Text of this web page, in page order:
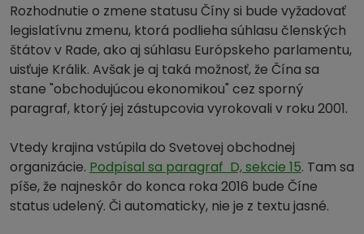
Rozhodnutie o zmene statusu Číny si bude vyžadovať
legislatívnu zmenu, ktorá podlieha súhlasu členských
štátov v Rade, ako aj súhlasu Európskeho parlamentu,
uisťuje Králik. Avšak je aj taká možnosť, že Čína sa
stane "obchodujúcou ekonomikou" cez sporný
paragraf, ktorý jej zástupcovia vyrokovali v roku 2001.
Vtedy krajina vstúpila do Svetovej obchodnej
organizácie. Podpísal sa paragraf D, sekcie 15. Tam sa
píše, že najneskôr do konca roka 2016 bude Číne
status udelený. Či automaticky, nie je z textu jasné.